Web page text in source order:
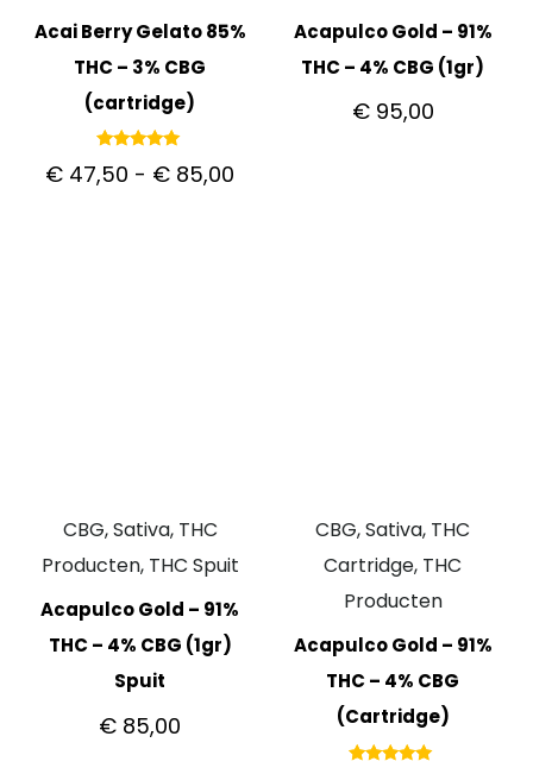
Acai Berry Gelato 85%
THC – 3% CBG
(cartridge)
5.00
€ 47,50 - € 85,00
Acapulco Gold – 91%
THC – 4% CBG (1gr)
€95,00
CBG, Sativa, THC
Producten, THC Spuit
Acapulco Gold – 91%
THC – 4% CBG (1gr)
Spuit
€ 85,00
CBG, Sativa, THC
Cartridge, THC
Producten
Acapulco Gold – 91%
THC – 4% CBG
(Cartridge)